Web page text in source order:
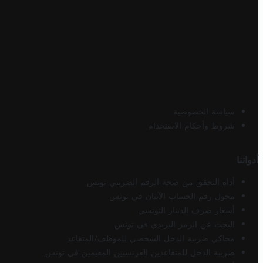
سياسة الخصوصية
شروط وأحكام الاستخدام
أدواتنا
أداة التحقق من صحة الرقم الضريبي تونس
محول رقم الحساب الآيبان في تونس
أسعار صرف الدينار التونسي
البحث عن الرمز البريدي في تونس
محاكي ضريبة الدخل الشخصي للموظف/المتقاعد
ضريبة الدخل للمتقاعدين الفرنسيين المقيمين في تونس